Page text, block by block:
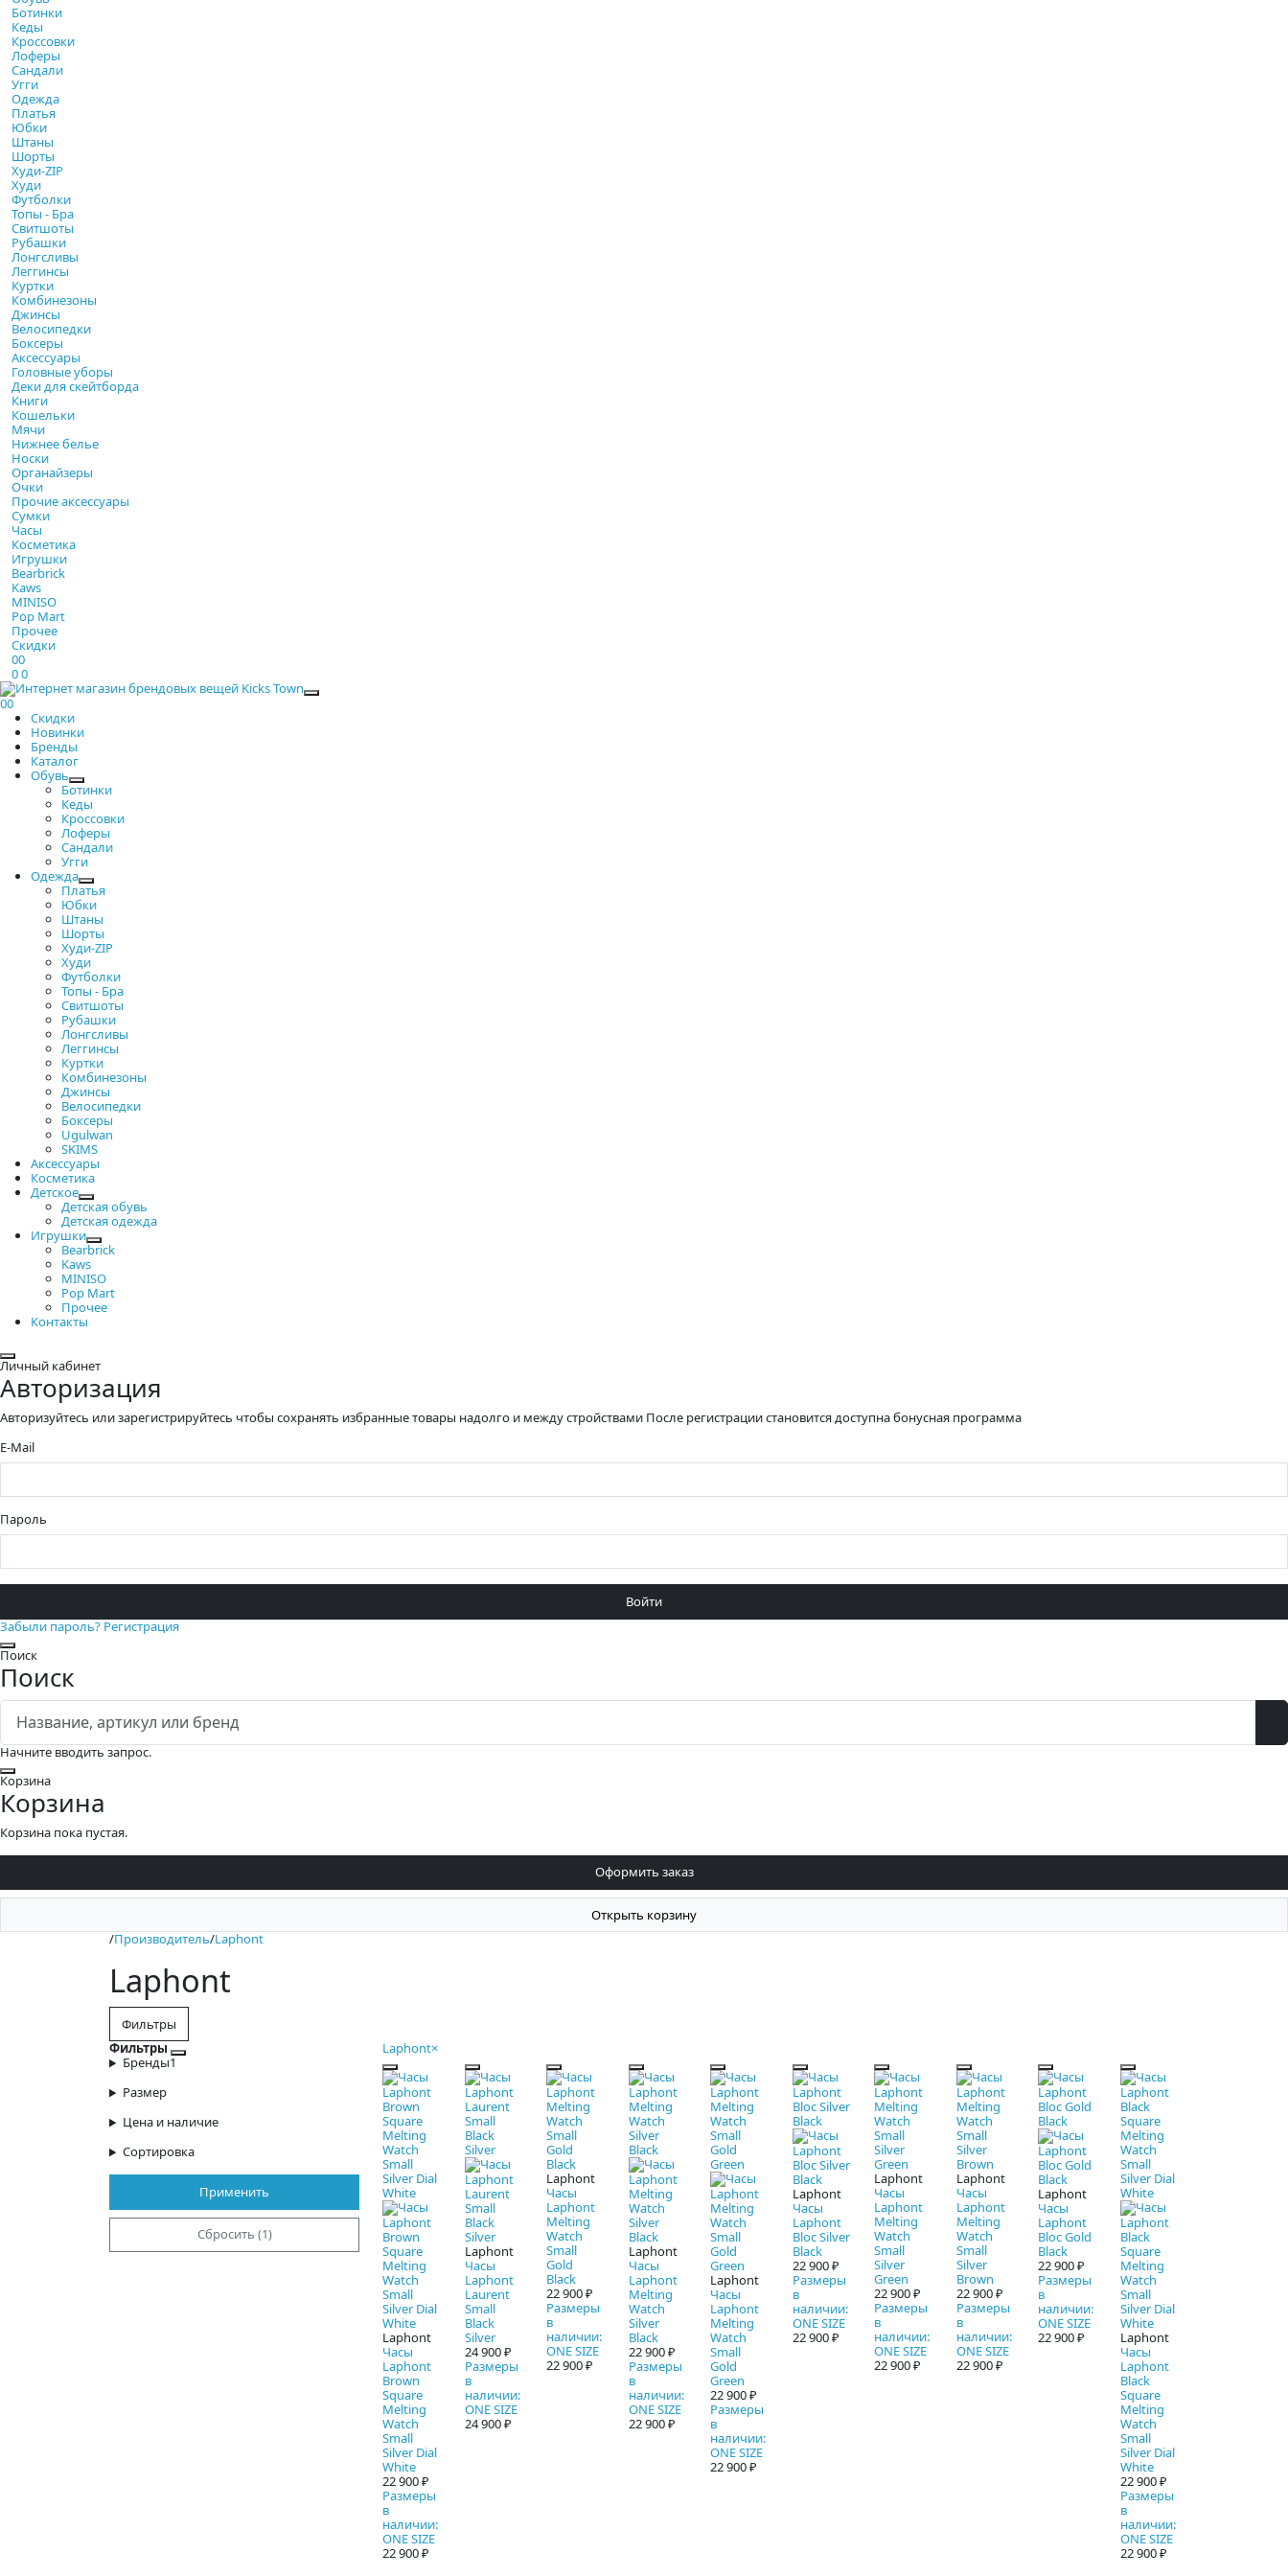
Ботинки
Кеды
Кроссовки
Лоферы
Сандали
Угги
Одежда
Платья
Юбки
Штаны
Шорты
Худи-ZIP
Худи
Футболки
Топы - Бра
Свитшоты
Рубашки
Лонгсливы
Леггинсы
Куртки
Комбинезоны
Джинсы
Велосипедки
Боксеры
Аксессуары
Головные уборы
Деки для скейтборда
Книги
Кошельки
Мячи
Нижнее белье
Носки
Органайзеры
Очки
Прочие аксессуары
Сумки
Часы
Косметика
Игрушки
Bearbrick
Kaws
MINISO
Pop Mart
Прочее
Скидки
00
00
Закрыть
00
Скидки
Новинки
Бренды
Каталог
Обувь
Ботинки
Кеды
Кроссовки
Лоферы
Сандали
Угги
Одежда
Платья
Юбки
Штаны
Шорты
Худи-ZIP
Худи
Футболки
Топы - Бра
Свитшоты
Рубашки
Лонгсливы
Леггинсы
Куртки
Комбинезоны
Джинсы
Велосипедки
Боксеры
Ugulwan
SKIMS
Аксессуары
Косметика
Детское
Детская обувь
Детская одежда
Игрушки
Bearbrick
Kaws
MINISO
Pop Mart
Прочее
Контакты
Закрыть
Личный кабинет
Авторизация
Авторизуйтесь или зарегистрируйтесь чтобы сохранять избранные товары надолго и между стройствами После регистрации становится доступна бонусная программа
E-Mail
Пароль
Войти
Забыли пароль? Регистрация
Закрыть
Поиск
Поиск
Начните вводить запрос.
Закрыть
Корзина
Корзина
Корзина пока пустая.
Оформить заказ
Открыть корзину
/Производитель/Laphont
Laphont
Фильтры
Фильтры
Закрыть фильтры
Бренды1
Размер
Цена и наличие
Сортировка
Применить
Сбросить (1)
Laphont×
Laphont
Часы
Laphont
Brown
Square
Melting
Watch
Small
Silver Dial
White
22 900 ₽
Размеры
в
наличии:
ONE SIZE
22 900 ₽
Laphont
Часы
Laphont
Laurent
Small
Black
Silver
24 900 ₽
Размеры
в
наличии:
ONE SIZE
24 900 ₽
Laphont
Часы
Laphont
Melting
Watch
Small
Gold
Black
22 900 ₽
Размеры
в
наличии:
ONE SIZE
22 900 ₽
Laphont
Часы
Laphont
Melting
Watch
Silver
Black
22 900 ₽
Размеры
в
наличии:
ONE SIZE
22 900 ₽
Laphont
Часы
Laphont
Melting
Watch
Small
Gold
Green
22 900 ₽
Размеры
в
наличии:
ONE SIZE
22 900 ₽
Laphont
Часы
Laphont
Bloc Silver
Black
22 900 ₽
Размеры
в
наличии:
ONE SIZE
22 900 ₽
Laphont
Часы
Laphont
Melting
Watch
Small
Silver
Green
22 900 ₽
Размеры
в
наличии:
ONE SIZE
22 900 ₽
Laphont
Часы
Laphont
Melting
Watch
Small
Silver
Brown
22 900 ₽
Размеры
в
наличии:
ONE SIZE
22 900 ₽
Laphont
Часы
Laphont
Bloc Gold
Black
22 900 ₽
Размеры
в
наличии:
ONE SIZE
22 900 ₽
Laphont
Часы
Laphont
Black
Square
Melting
Watch
Small
Silver Dial
White
22 900 ₽
Размеры
в
наличии:
ONE SIZE
22 900 ₽